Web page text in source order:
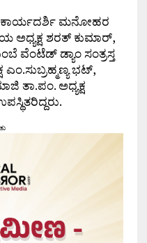
ಕಾರ್ಯದರ್ಶಿ ಮನೋಹರ
ಅಧ್ಯಕ್ಷ ಶರತ್ ಕುಮಾರ್,
ವೆಂಟೆಡ್ ಡ್ಯಾಂ ಸಂತ್ರಸ್ತ
ಭಟ್,
ತಾ.ಪಂ. ಅಧ್ಯಕ್ಷ